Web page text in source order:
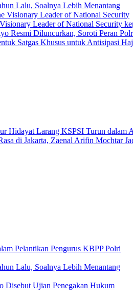
Lalu, Soalnya Lebih Menantang
Visionary Leader of National Security
Leader of National Security
Resmi Diluncurkan, Soroti Peran
Satgas Khusus untuk Antisipasi
Hidayat Larang KSPSI Turun dalam
di Jakarta, Zaenal Arifin Mochtar
Pelantikan Pengurus KBPP Polri
Lalu, Soalnya Lebih Menantang
Disebut Ujian Penegakan Hukum